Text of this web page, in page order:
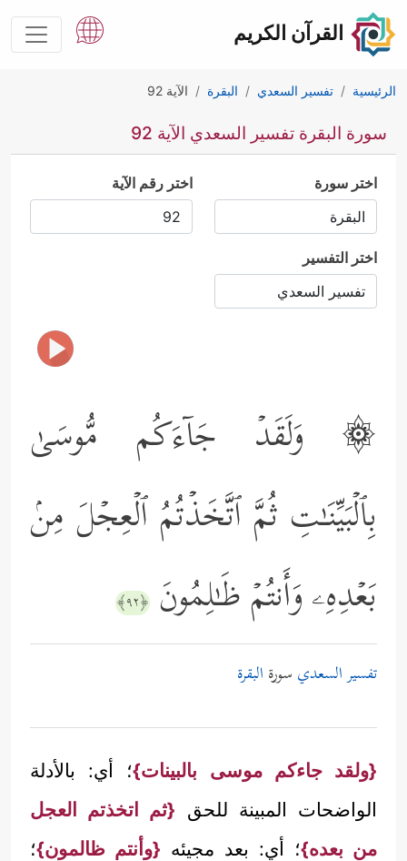
القرآن الكريم
الرئيسية تفسير السعدي البقرة الآية 92
سورة البقرة تفسير السعدي الآية 92
اختر سورة اختر رقم الآية
اختر التفسير
۞ وَلَقَدۡ جَاۤءَكُم مُّوسَىٰ
بِٱلۡبَیِّنَـٰتِ ثُمَّ ٱتَّخَذۡتُمُ ٱلۡعِجۡلَ مِنۢ
بَعۡدِهِۦ وَأَنتُمۡ ظَـٰلِمُونَ ﴿٩٢﴾
تفسير السعدي سورة البقرة
{ولقد جاءكم موسى بالبينات}؛ أي: بالأدلة
الواضحات المبينة للحق {ثم اتخذتم العجل
من بعده}؛ أي: بعد مجيئه {وأنتم ظالمون}؛